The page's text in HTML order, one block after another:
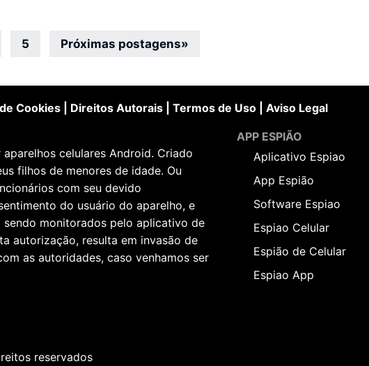
5 Próximas postagens»
Cookies Direitos Autorais Termos de Uso Aviso Legal
celulares Android. Criado
filhos de menores de idade. Ou
com seu devido
do usuário do aparelho, e
monitorados pelo aplicativo de
autorização, resulta em invasão de
as autoridades, caso venhamos ser
APP ESPIÃO
Aplicativo Espiao
App Espião
Software Espiao
Espiao Celular
Espião de Celular
Espiao App
reservados